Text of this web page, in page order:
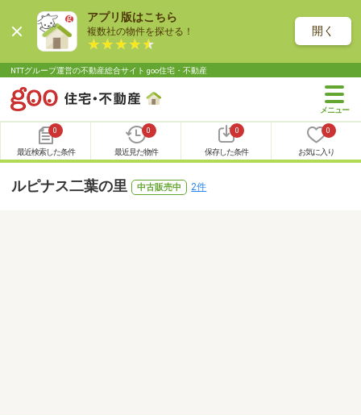
アプリ版はこちら
複数社の物件を探せる！ 開く
NTTグループ運営の不動産総合サイト goo住宅・不動産
0
最近検索した条件
0
最近見た物件
0
保存した条件
0
お気に入り
ルピナス二葉の里 中古販売中 2件